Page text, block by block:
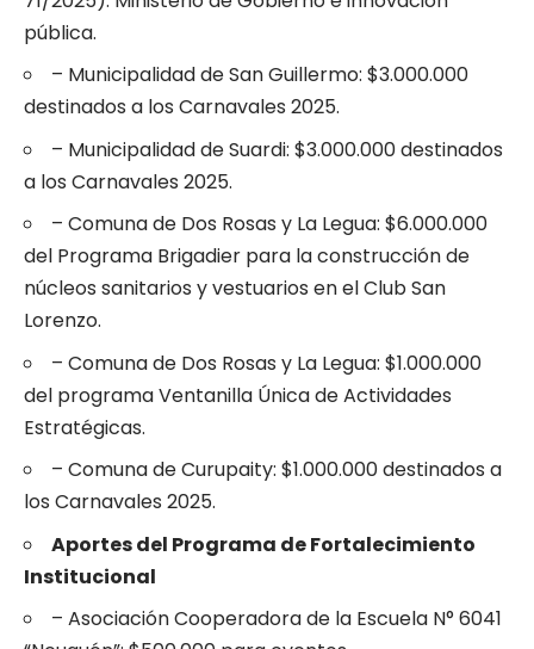
pública.
– Municipalidad de San Guillermo: $3.000.000
destinados a los Carnavales 2025.
– Municipalidad de Suardi: $3.000.000 destinados
a los Carnavales 2025.
– Comuna de Dos Rosas y La Legua: $6.000.000
del Programa Brigadier para la construcción de
núcleos sanitarios y vestuarios en el Club San
Lorenzo.
– Comuna de Dos Rosas y La Legua: $1.000.000
del programa Ventanilla Única de Actividades
Estratégicas.
– Comuna de Curupaity: $1.000.000 destinados a
los Carnavales 2025.
Aportes del Programa de Fortalecimiento
Institucional
– Asociación Cooperadora de la Escuela N° 6041